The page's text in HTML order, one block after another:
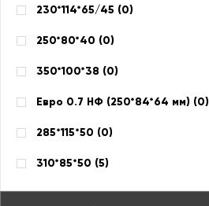
230*114*65/45 (0)
250*80*40 (0)
350*100*38 (0)
Евро 0.7 НФ (250*84*64 мм) (0)
285*115*50 (0)
310*85*50 (5)